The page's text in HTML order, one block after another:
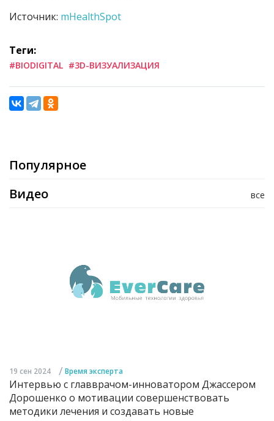
Источник: mHealthSpot
Теги:
#BIODIGITAL #3D-ВИЗУАЛИЗАЦИЯ
Популярное
все
Видео
19 сен 2024 / Время эксперта
Интервью с главврачом-инноватором Джассером
Дорошенко о мотивации совершенствовать
методики лечения и создавать новые